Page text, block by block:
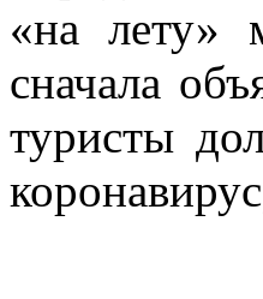
«на лету»
сначала
туристы